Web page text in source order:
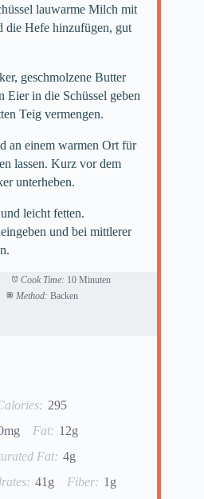
lauwarme Milch mit
die Hefe hinzufügen, gut
geschmolzene Butter
Eier in die Schüssel geben
Teig vermengen.
an einem warmen Ort für
lassen. Kurz vor dem
unterheben.
leicht fetten.
und bei mittlerer
Cook Time: 10 Minuten
Method: Backen
295
Fat: 12g
Fat: 4g
41g Fiber: 1g